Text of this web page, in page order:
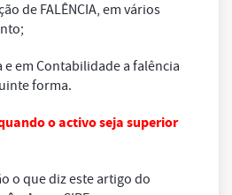
de FALÊNCIA, em vários
e em Contabilidade a falência
forma.
o activo seja superior
o que diz este artigo do